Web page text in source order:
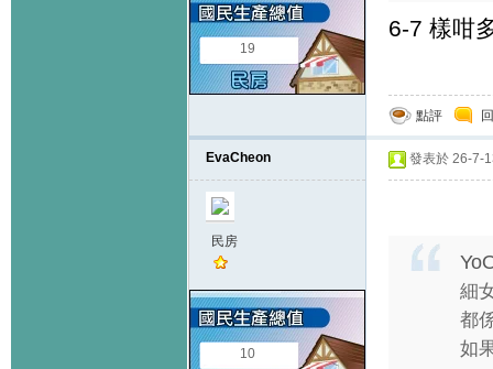
19
6-7 樣咁
點評
EvaCheon
民房
10
發表於 26-7-
細
都
如